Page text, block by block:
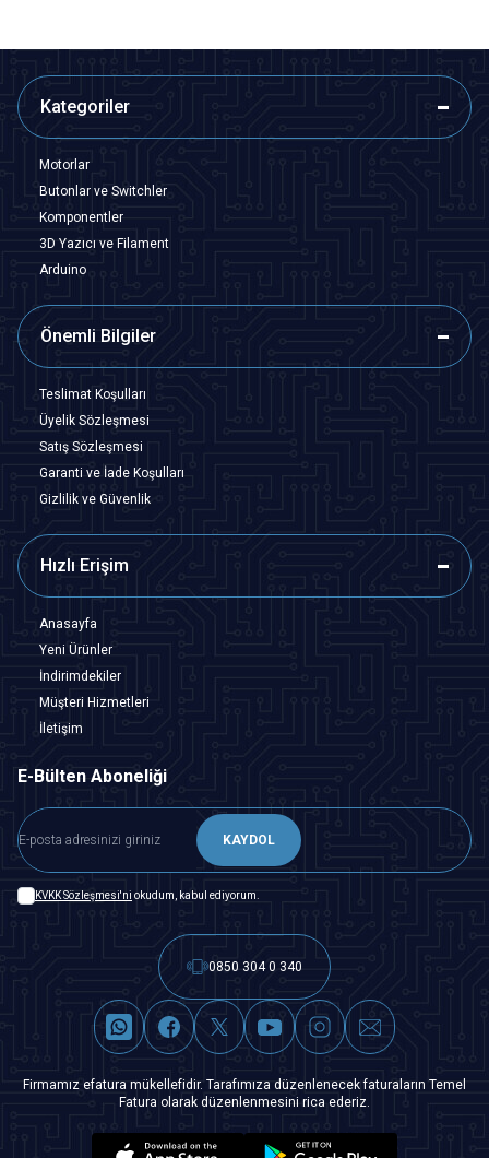
Kategoriler
Motorlar
Butonlar ve Switchler
Komponentler
3D Yazıcı ve Filament
Arduino
Önemli Bilgiler
Teslimat Koşulları
Üyelik Sözleşmesi
Satış Sözleşmesi
Garanti ve İade Koşulları
Gizlilik ve Güvenlik
Hızlı Erişim
Anasayfa
Yeni Ürünler
İndirimdekiler
Müşteri Hizmetleri
İletişim
E-Bülten Aboneliği
KAYDOL
KVKK Sözleşmesi'ni okudum, kabul ediyorum.
0850 304 0 340
Firmamız efatura mükellefidir. Tarafımıza düzenlenecek faturaların Temel
Fatura olarak düzenlenmesini rica ederiz.